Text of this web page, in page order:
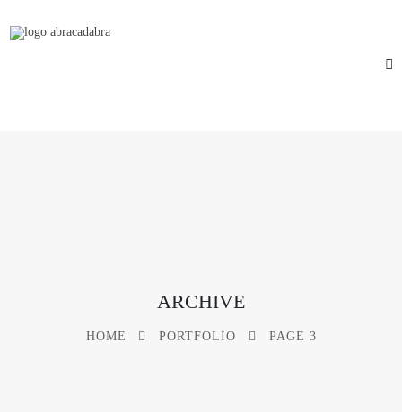
ARCHIVE
HOME PORTFOLIO PAGE 3